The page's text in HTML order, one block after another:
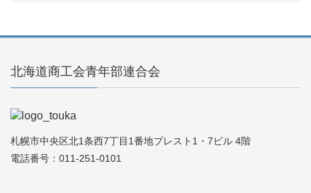
北海道商工会青年部連合会
札幌市中央区北1条西7丁目1番地プレスト1・7ビル 4階
電話番号：011-251-0101